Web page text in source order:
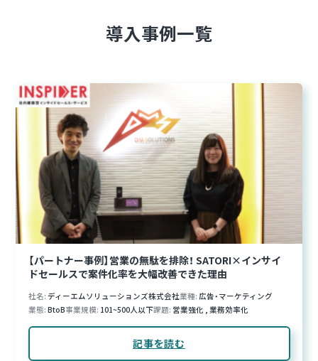
導入事例一覧
【パートナー事例】営業の無駄を排除！ SATORI×インサイ
ドセールスで案件化率を大幅改善できた理由
社名 ディーエムソリューションズ株式会社業種 広告・マーケティング
業態 BtoB事業規模 101~500人以下課題 営業強化 , 業務効率化
記事を読む